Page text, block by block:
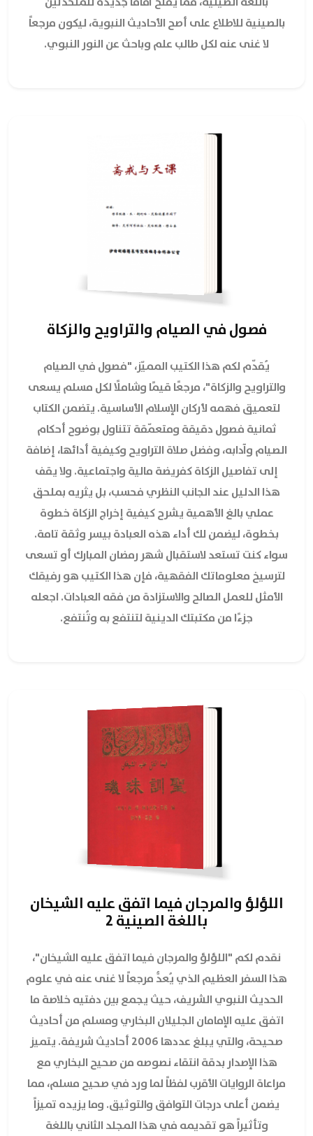
بالصينية للاطلاع على أصح الأحاديث النبوية، ليكون مرجعاً
لا غنى عنه لكل طالب علم وباحث عن النور النبوي.
فصول في الصيام والتراويح والزكاة
يُقدّم لكم هذا الكتيب المميّز، "فصول في الصيام
والتراويح والزكاة"، مرجعًا قيمًا وشاملًا لكل مسلم يسعى
لتعميق فهمه لأركان الإسلام الأساسية. يتضمن الكتاب
ثمانية فصول دقيقة ومتعمّقة تتناول بوضوح أحكام
الصيام وآدابه، وفضل صلاة التراويح وكيفية أدائها، إضافة
إلى تفاصيل الزكاة كفريضة مالية واجتماعية. ولا يقف
هذا الدليل عند الجانب النظري فحسب، بل يثريه بملحق
عملي بالغ الأهمية يشرح كيفية إخراج الزكاة خطوة
بخطوة، ليضمن لك أداء هذه العبادة بيسر وثقة تامة.
سواء كنت تستعد لاستقبال شهر رمضان المبارك أو تسعى
لترسيخ معلوماتك الفقهية، فإن هذا الكتيب هو رفيقك
الأمثل للعمل الصالح والاستزادة من فقه العبادات. اجعله
جزءًا من مكتبتك الدينية لتنتفع به وتُنتفع.
اللؤلؤ والمرجان فيما اتفق عليه الشيخان
باللغة الصينية 2
نقدم لكم "اللؤلؤ والمرجان فيما اتفق عليه الشيخان"،
هذا السفر العظيم الذي يُعدُّ مرجعاً لا غنى عنه في علوم
الحديث النبوي الشريف، حيث يجمع بين دفتيه خلاصة ما
اتفق عليه الإمامان الجليلان البخاري ومسلم من أحاديث
صحيحة، والتي يبلغ عددها 2006 أحاديث شريفة. يتميز
هذا الإصدار بدقة انتقاء نصوصه من صحيح البخاري مع
مراعاة الروايات الأقرب لفظاً لما ورد في صحيح مسلم، مما
يضمن أعلى درجات التوافق والتوثيق. وما يزيده تميزاً
وتأثيراً هو تقديمه في هذا المجلد الثاني باللغة